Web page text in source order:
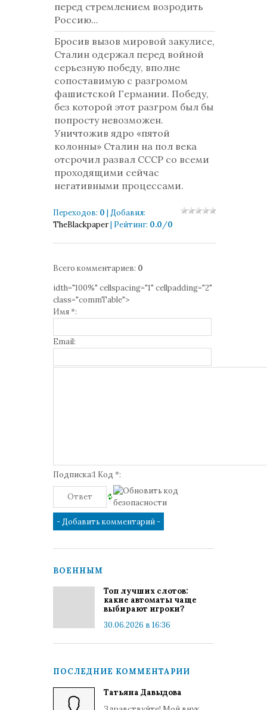
перед стремлением возродить
Россию...
Бросив вызов мировой закулисе,
Сталин одержал перед войной
серьезную победу, вполне
сопоставимую с разгромом
фашистской Германии. Победу,
без которой этот разгром был бы
попросту невозможен.
Уничтожив ядро «пятой
колонны» Сталин на пол века
отсрочил развал СССР со всеми
проходящими сейчас
негативными процессами.
Переходов: 0 | Добавил:
TheBlackpaper| Рейтинг: 0.0/0
Всего комментариев: 0
idth="100%" cellspacing="1" cellpadding="2"
class="commTable">
Имя *:
Email:
Подписка:1 Код *:
ВОЕННЫМ
Топ лучших слотов:
какие автоматы чаще
выбирают игроки?
30.06.2026 в 16:36
ПОСЛЕДНИЕ КОММЕНТАРИИ
Татьяна Давыдова